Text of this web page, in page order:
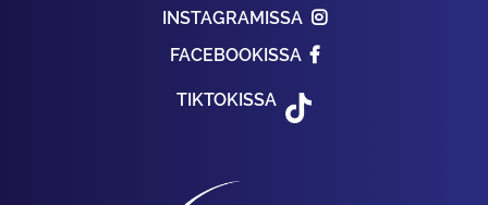
INSTAGRAMISSA
FACEBOOKISSA
TIKTOKISSA